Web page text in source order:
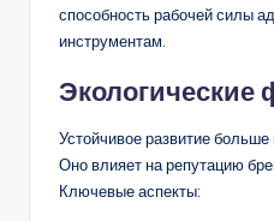
способность рабочей силы
инструментам.
Экологические
Устойчивое развитие
Оно влияет на репутацию
Ключевые аспекты: